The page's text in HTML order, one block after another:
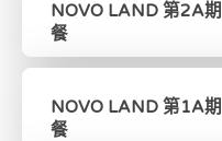
NOVO LAND 第2A
餐
NOVO LAND 第1A
餐